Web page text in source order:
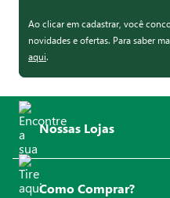
Ao clicar em cadastrar, você
novidades e ofertas. Para saber
aqui.
Nossas Lojas
Como Comprar?